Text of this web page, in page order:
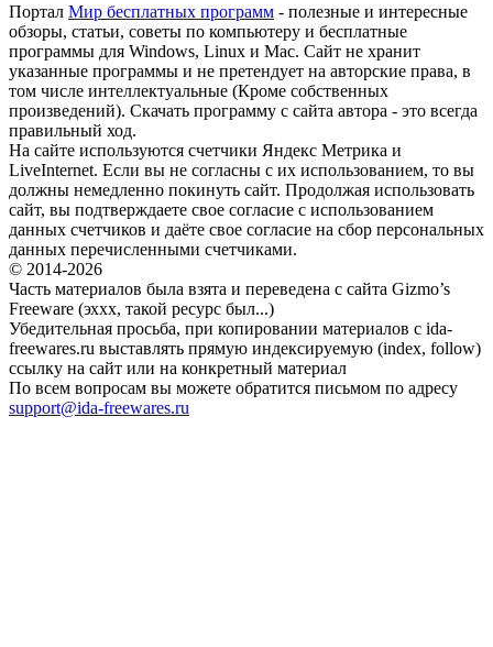
Портал Мир бесплатных программ - полезные и интересные
обзоры, статьи, советы по компьютеру и бесплатные
программы для Windows, Linux и Mac. Сайт не хранит
указанные программы и не претендует на авторские права, в
том числе интеллектуальные (Кроме собственных
произведений). Скачать программу с сайта автора - это всегда
правильный ход.
На сайте используются счетчики Яндекс Метрика и
LiveInternet. Если вы не согласны с их использованием, то вы
должны немедленно покинуть сайт. Продолжая использовать
сайт, вы подтверждаете свое согласие с использованием
данных счетчиков и даёте свое согласие на сбор персональных
данных перечисленными счетчиками.
© 2014-2026
Часть материалов была взята и переведена с сайта Gizmo’s
Freeware (эххх, такой ресурс был...)
Убедительная просьба, при копировании материалов с ida-
freewares.ru выставлять прямую индексируемую (index, follow)
ссылку на сайт или на конкретный материал
По всем вопросам вы можете обратится письмом по адресу
support@ida-freewares.ru